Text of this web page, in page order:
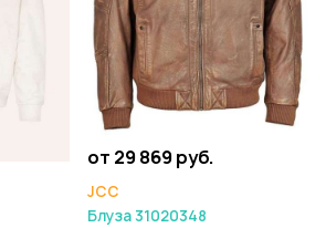
от 29 869 руб.
JCC
Блуза 31020348